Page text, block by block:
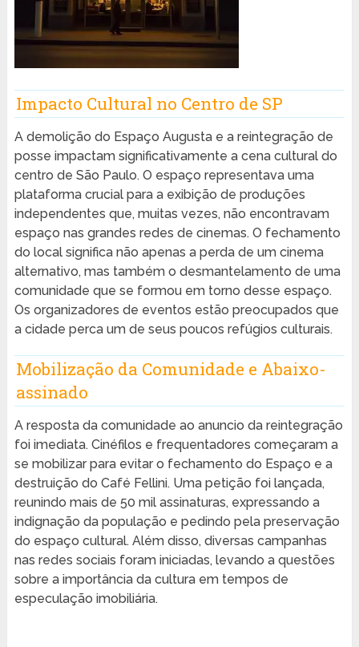
Impacto Cultural no Centro de SP
A demolição do Espaço Augusta e a reintegração de
posse impactam significativamente a cena cultural do
centro de São Paulo. O espaço representava uma
plataforma crucial para a exibição de produções
independentes que, muitas vezes, não encontravam
espaço nas grandes redes de cinemas. O fechamento
do local significa não apenas a perda de um cinema
alternativo, mas também o desmantelamento de uma
comunidade que se formou em torno desse espaço.
Os organizadores de eventos estão preocupados que
a cidade perca um de seus poucos refúgios culturais.
Mobilização da Comunidade e Abaixo-
assinado
A resposta da comunidade ao anuncio da reintegração
foi imediata. Cinéfilos e frequentadores começaram a
se mobilizar para evitar o fechamento do Espaço e a
destruição do Café Fellini. Uma petição foi lançada,
reunindo mais de 50 mil assinaturas, expressando a
indignação da população e pedindo pela preservação
do espaço cultural. Além disso, diversas campanhas
nas redes sociais foram iniciadas, levando a questões
sobre a importância da cultura em tempos de
especulação imobiliária.